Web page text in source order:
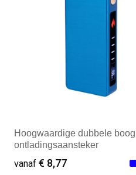
Hoogwaardige dubbele boog
ontladingsaansteker
vanaf € 8,77